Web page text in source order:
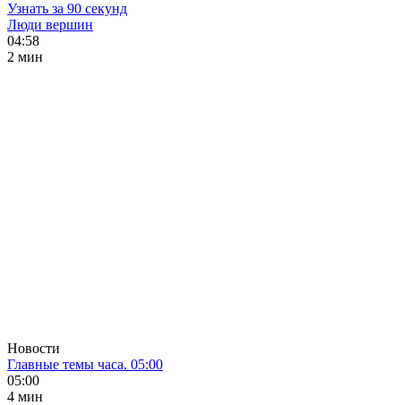
Узнать за 90 секунд
Люди вершин
04:58
2 мин
Новости
Главные темы часа. 05:00
05:00
4 мин